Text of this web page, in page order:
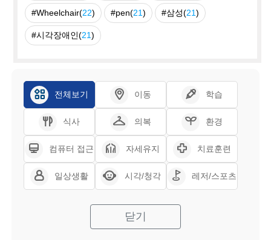
#Wheelchair(22) #pen(21) #삼성(21)
#시각장애인(21)
전체보기 이동 학습
식사 의복 환경
컴퓨터 접근 자세유지 치료훈련
일상생활 시각/청각 레저/스포츠
닫기